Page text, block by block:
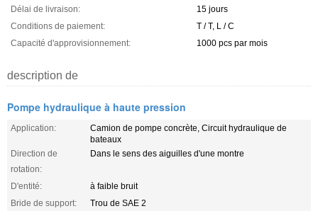
Délai de livraison:
15 jours
Conditions de paiement:
T / T, L / C
Capacité d'approvisionnement:
1000 pcs par mois
description de
Pompe hydraulique à haute pression
Application:
Camion de pompe concrète, Circuit hydraulique de
bateaux
Direction de
rotation:
Dans le sens des aiguilles d'une montre
D'entité:
à faible bruit
Bride de support:
Trou de SAE 2